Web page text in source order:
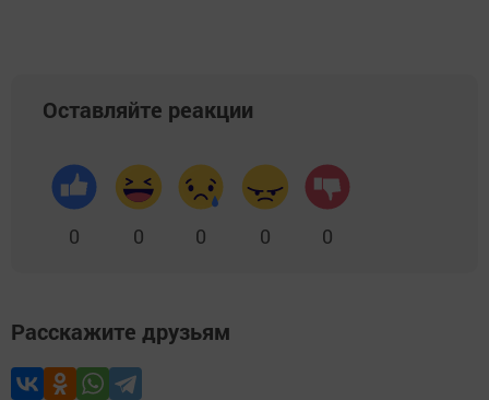
Оставляйте реакции
0 0 0 0 0
Расскажите друзьям